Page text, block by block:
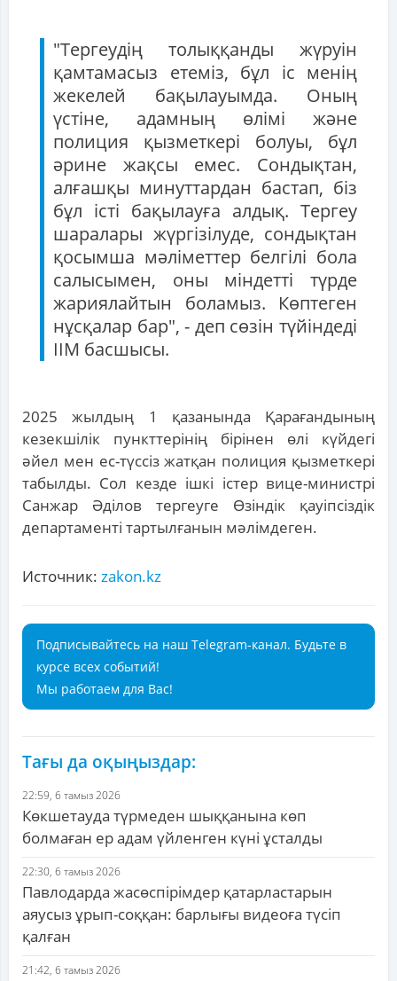
"Тергеудің толыққанды жүруін
қамтамасыз етеміз, бұл іс менің
жекелей бақылауымда. Оның
үстіне, адамның өлімі және
полиция қызметкері болуы, бұл
әрине жақсы емес. Сондықтан,
алғашқы минуттардан бастап, біз
бұл істі бақылауға алдық. Тергеу
шаралары жүргізілуде, сондықтан
қосымша мәліметтер белгілі бола
салысымен, оны міндетті түрде
жариялайтын боламыз. Көптеген
нұсқалар бар", - деп сөзін түйіндеді
ІІМ басшысы.
2025 жылдың 1 қазанында Қарағандының
кезекшілік пункттерінің бірінен өлі күйдегі
әйел мен ес-түссіз жатқан полиция қызметкері
табылды. Сол кезде ішкі істер вице-министрі
Санжар Әділов тергеуге Өзіндік қауіпсіздік
департаменті тартылғанын мәлімдеген.
Источник: zakon.kz
Подписывайтесь на наш Telegram-канал. Будьте в
курсе всех событий!
Мы работаем для Вас!
Тағы да оқыңыздар:
22:59, 6 тамыз 2026
Көкшетауда түрмеден шыққанына көп
болмаған ер адам үйленген күні ұсталды
22:30, 6 тамыз 2026
Павлодарда жасөспірімдер қатарластарын
аяусыз ұрып-соққан: барлығы видеоға түсіп
қалған
21:42, 6 тамыз 2026